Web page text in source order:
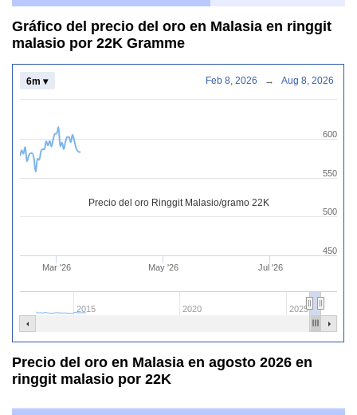
Gráfico del precio del oro en Malasia en ringgit
malasio por 22K Gramme
Precio del oro Ringgit Malasio/gramo 22K
Mar '26 May '26 Jul '26
2015 2020 2025
450
500
550
600
6m ▾ Feb 8, 2026 → Aug 8, 2026
Precio del oro en Malasia en agosto 2026 en
ringgit malasio por 22K